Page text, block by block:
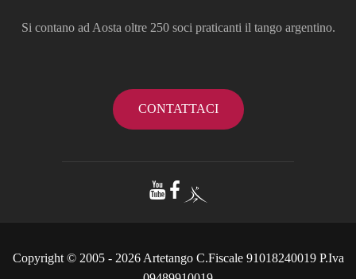
Si contano ad Aosta oltre 250 soci praticanti il tango argentino.
CONTATTACI
Copyright © 2005 - 2026 Artetango C.Fiscale 91018240019 P.Iva